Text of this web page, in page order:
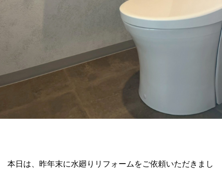
本日は、昨年末に水廻りリフォームをご依頼いただきまし